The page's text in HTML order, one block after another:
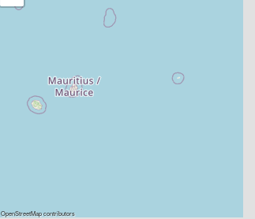
OpenStreetMapcontributors